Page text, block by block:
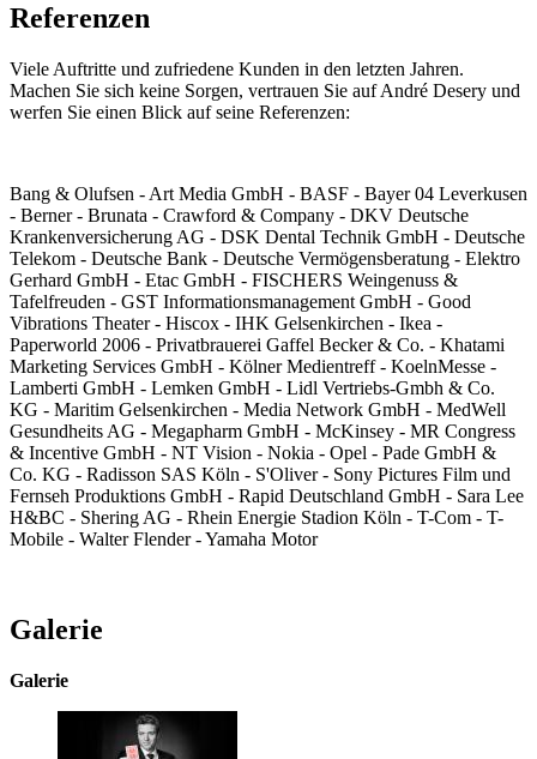
Referenzen
Viele Auftritte und zufriedene Kunden in den letzten Jahren.
Machen Sie sich keine Sorgen, vertrauen Sie auf André Desery und
werfen Sie einen Blick auf seine Referenzen:
Bang & Olufsen - Art Media GmbH - BASF - Bayer 04 Leverkusen
- Berner - Brunata - Crawford & Company - DKV Deutsche
Krankenversicherung AG - DSK Dental Technik GmbH - Deutsche
Telekom - Deutsche Bank - Deutsche Vermögensberatung - Elektro
Gerhard GmbH - Etac GmbH - FISCHERS Weingenuss &
Tafelfreuden - GST Informationsmanagement GmbH - Good
Vibrations Theater - Hiscox - IHK Gelsenkirchen - Ikea -
Paperworld 2006 - Privatbrauerei Gaffel Becker & Co. - Khatami
Marketing Services GmbH - Kölner Medientreff - KoelnMesse -
Lamberti GmbH - Lemken GmbH - Lidl Vertriebs-Gmbh & Co.
KG - Maritim Gelsenkirchen - Media Network GmbH - MedWell
Gesundheits AG - Megapharm GmbH - McKinsey - MR Congress
& Incentive GmbH - NT Vision - Nokia - Opel - Pade GmbH &
Co. KG - Radisson SAS Köln - S'Oliver - Sony Pictures Film und
Fernseh Produktions GmbH - Rapid Deutschland GmbH - Sara Lee
H&BC - Shering AG - Rhein Energie Stadion Köln - T-Com - T-
Mobile - Walter Flender - Yamaha Motor
Galerie
Galerie